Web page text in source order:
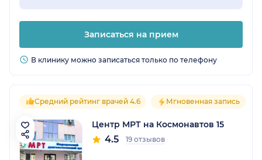
Записаться на прием
В клинику можно записаться только по телефону
Средний рейтинг врачей 4.6 Мгновенная запись
Центр МРТ на Космонавтов 15
4.5 19 отзывов